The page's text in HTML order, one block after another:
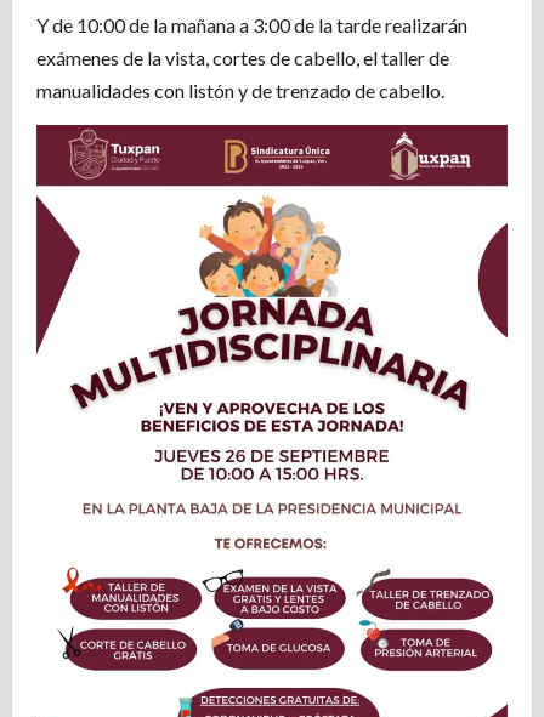
Y de 10:00 de la mañana a 3:00 de la tarde realizarán
exámenes de la vista, cortes de cabello, el taller de
manualidades con listón y de trenzado de cabello.